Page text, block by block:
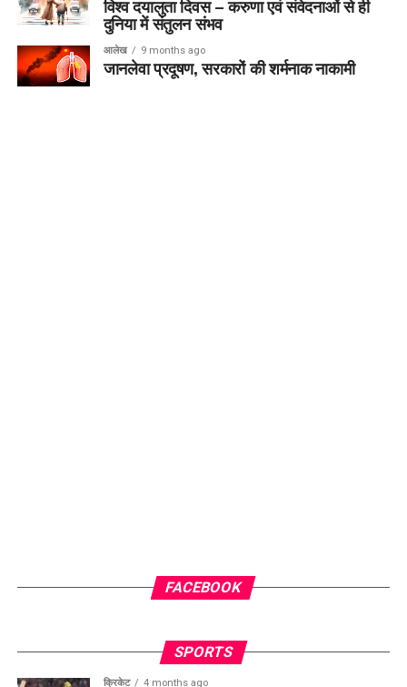
विश्व दयालुता दिवस – करुणा एवं संवेदनाओं से ही
दुनिया में संतुलन संभव
आलेख 9 months ago
जानलेवा प्रदूषण, सरकारों की शर्मनाक नाकामी
FACEBOOK
SPORTS
क्रिकेट 4 months ago